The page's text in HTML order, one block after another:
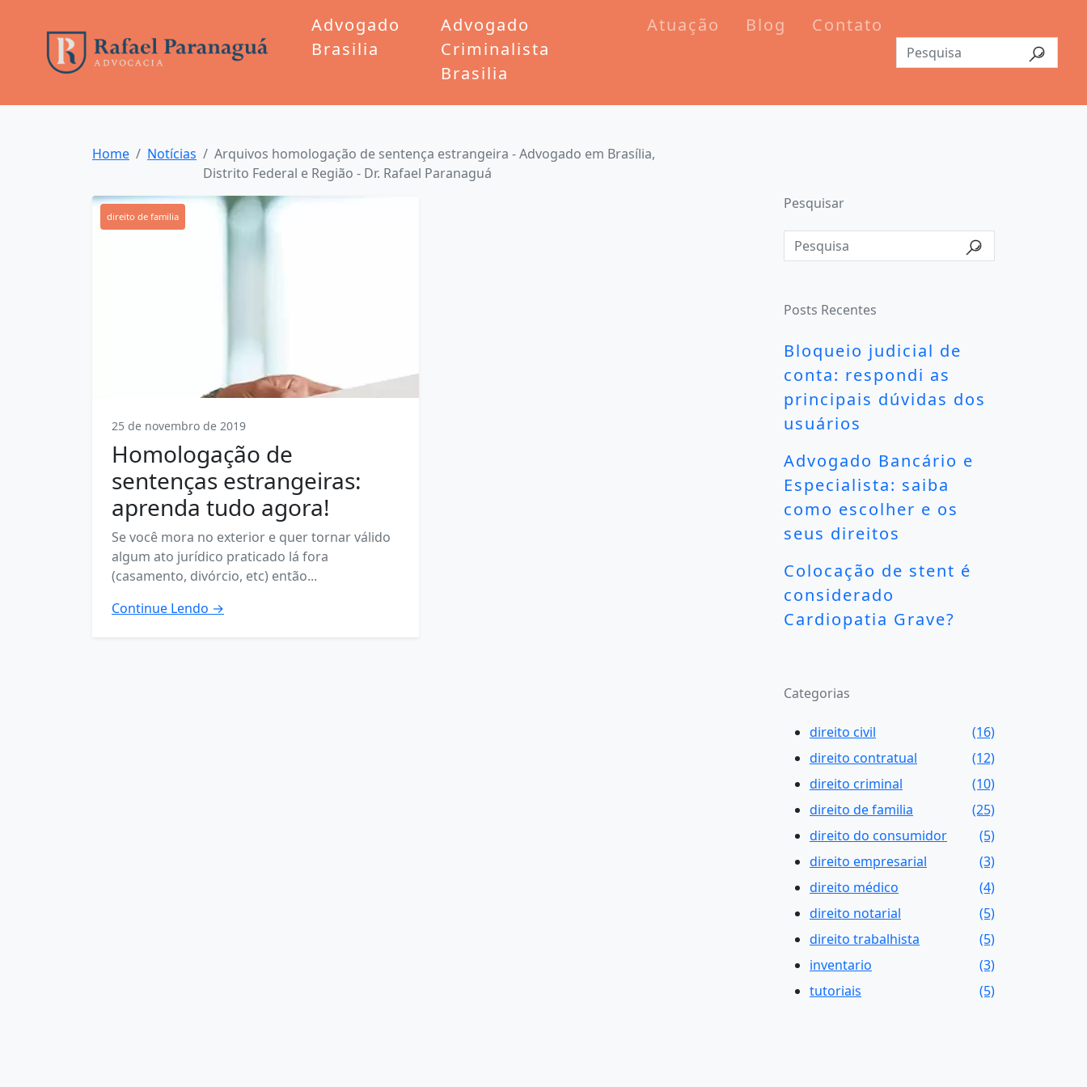
Advogado
Brasilia
Advogado
Criminalista
Brasilia
Atuação Blog Contato
Home Notícias
Arquivos homologação de sentença estrangeira - Advogado em Brasília,
Distrito Federal e Região - Dr. Rafael Paranaguá
direito de familia
25 de novembro de 2019
Homologação de
sentenças estrangeiras:
aprenda tudo agora!
Se você mora no exterior e quer tornar válido
algum ato jurídico praticado lá fora
(casamento, divórcio, etc) então...
Continue Lendo →
Pesquisar
Posts Recentes
Bloqueio judicial de
conta: respondi as
principais dúvidas dos
usuários
Advogado Bancário e
Especialista: saiba
como escolher e os
seus direitos
Colocação de stent é
considerado
Cardiopatia Grave?
Categorias
direito civil
(16)
direito contratual
(12)
direito criminal
(10)
direito de familia
(25)
direito do consumidor
(5)
direito empresarial
(3)
direito médico
(4)
direito notarial
(5)
direito trabalhista
(5)
inventario
(3)
tutoriais
(5)